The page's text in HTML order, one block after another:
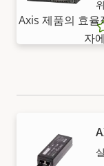
Axis 제품의 효
자